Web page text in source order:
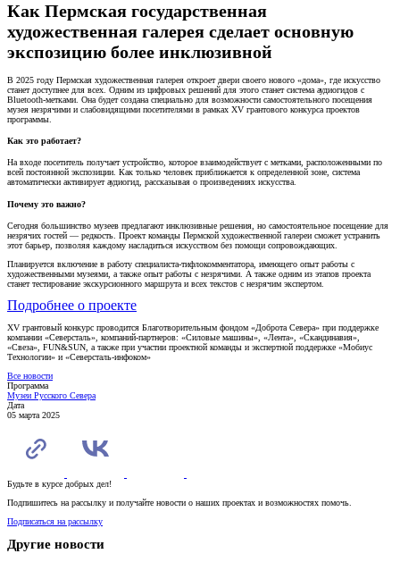
Как Пермская государственная
художественная галерея сделает основную
экспозицию более инклюзивной
В 2025 году Пермская художественная галерея откроет двери своего нового «дома», где искусство
станет доступнее для всех. Одним из цифровых решений для этого станет система аудиогидов с
Bluetooth-метками. Она будет создана специально для возможности самостоятельного посещения
музея незрячими и слабовидящими посетителями в рамках XV грантового конкурса проектов
программы.
Как это работает?
На входе посетитель получает устройство, которое взаимодействует с метками, расположенными по
всей постоянной экспозиции. Как только человек приближается к определенной зоне, система
автоматически активирует аудиогид, рассказывая о произведениях искусства.
Почему это важно?
Сегодня большинство музеев предлагают инклюзивные решения, но самостоятельное посещение для
незрячих гостей — редкость. Проект команды Пермской художественной галереи сможет устранить
этот барьер, позволяя каждому насладиться искусством без помощи сопровождающих.
Планируется включение в работу специалиста-тифлокомментатора, имеющего опыт работы с
художественными музеями, а также опыт работы с незрячими. А также одним из этапов проекта
станет тестирование экскурсионного маршрута и всех текстов с незрячим экспертом.
Подробнее о проекте
XV грантовый конкурс проводится Благотворительным фондом «Доброта Севера» при поддержке
компании «Северсталь», компаний-партнеров: «Силовые машины», «Лента», «Скандинавия»,
«Свеза», FUN&SUN, а также при участии проектной команды и экспертной поддержке «Мобиус
Технологии» и «Северсталь-инфоком»
Все новости
Программа
Музеи Русского Севера
Дата
05 марта 2025
Будьте в курсе добрых дел!
Подпишитесь на рассылку и получайте новости о наших проектах и возможностях помочь.
Подписаться на рассылку
Другие новости